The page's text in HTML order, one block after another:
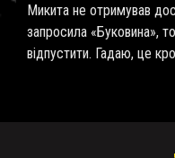
Микита не отримував
запросила «Буковина»,
відпустити. Гадаю, це